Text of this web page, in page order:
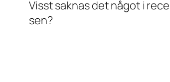
Visst saknas det något i
sen?